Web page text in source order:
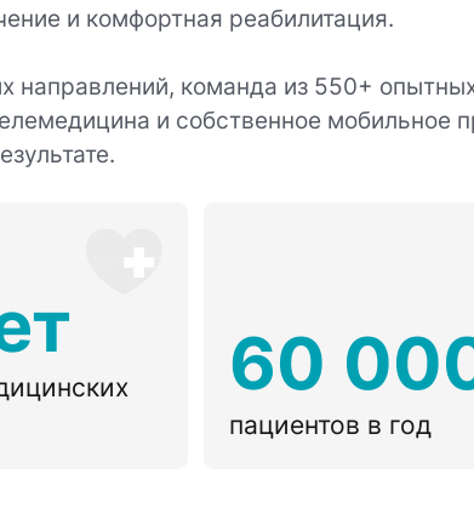
и комфортная реабилитация.
направлений, команда из 550+
и собственное
60
пациентов в год